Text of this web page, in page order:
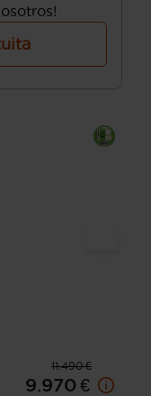
11.490 €
9.970 €